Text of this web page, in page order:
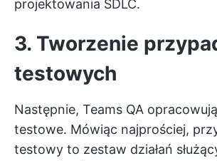
projektowania SDLC.
3. Tworzenie
testowych
Następnie, Teams QA
testowe. Mówiąc najprościej,
testowy to zestaw działań